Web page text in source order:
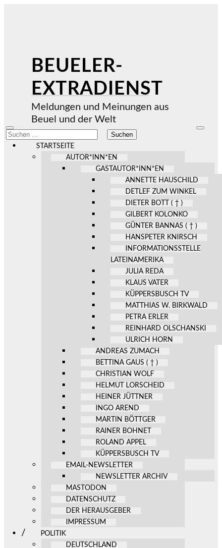
BEUELER-
EXTRADIENST
Meldungen und Meinungen aus
Beuel und der Welt
Mobile-
Menü
ein-/ausblenden
Suchen
nach:
STARTSEITE
AUTOR*INN*EN
GASTAUTOR*INN*EN
ANNETTE HAUSCHILD
DETLEF ZUM WINKEL
DIETER BOTT ( † )
GILBERT KOLONKO
GÜNTER BANNAS ( † )
HANSPETER KNIRSCH
INFORMATIONSSTELLE
LATEINAMERIKA
JULIA REDA
KLAUS VATER
KÜPPERSBUSCH TV
MATTHIAS W. BIRKWALD
PETRA ERLER
REINHARD OLSCHANSKI
ULRICH HORN
ANDREAS ZUMACH
BETTINA GAUS ( † )
CHRISTIAN WOLF
HELMUT LORSCHEID
HEINER JÜTTNER
INGO AREND
MARTIN BÖTTGER
RAINER BOHNET
ROLAND APPEL
KÜPPERSBUSCH TV
EMAIL-NEWSLETTER
NEWSLETTER ARCHIV
MASTODON
DATENSCHUTZ
DER HERAUSGEBER
IMPRESSUM
POLITIK
DEUTSCHLAND